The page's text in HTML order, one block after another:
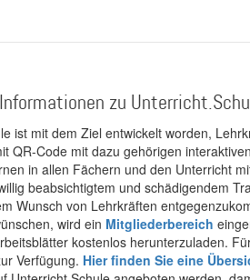
zu
ist mit dem Ziel entwickelt worden,
QR-Code mit dazu gehörigen
in allen Fächern und den Unterricht
beabsichtigtem und schädigendem
Wunsch von Lehrkräften
wird ein Mitgliederbereich
kostenlos herunterzuladen.
Verfügung. Hier finden Sie eine